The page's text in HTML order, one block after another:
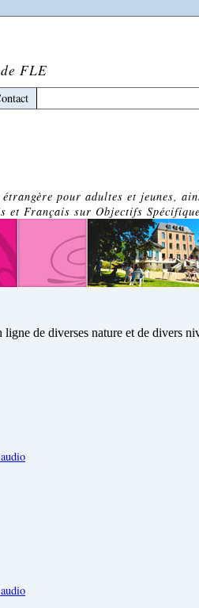
FLE
pour adultes et jeunes,
et Français sur Objectifs
ligne de diverses nature et de divers